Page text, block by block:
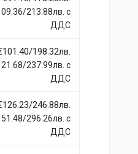
213.88лв. с
ДДС
198.32лв.
237.99лв. с
ДДС
246.88лв.
296.26лв. с
ДДС